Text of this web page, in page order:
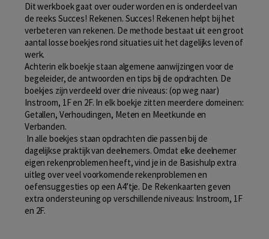
Dit werkboek gaat over ouder worden en is onderdeel van
de reeks Succes! Rekenen. Succes! Rekenen helpt bij het
verbeteren van rekenen. De methode bestaat uit een groot
aantal losse boekjes rond situaties uit het dagelijks leven of
werk.
Achterin elk boekje staan algemene aanwijzingen voor de
begeleider, de antwoorden en tips bij de opdrachten. De
boekjes zijn verdeeld over drie niveaus: (op weg naar)
Instroom, 1F en 2F. In elk boekje zitten meerdere domeinen:
Getallen, Verhoudingen, Meten en Meetkunde en
Verbanden.
In alle boekjes staan opdrachten die passen bij de
dagelijkse praktijk van deelnemers. Omdat elke deelnemer
eigen rekenproblemen heeft, vind je in de Basishulp extra
uitleg over veel voorkomende rekenproblemen en
oefensuggesties op een A4’tje. De Rekenkaarten geven
extra ondersteuning op verschillende niveaus: Instroom, 1F
en 2F.